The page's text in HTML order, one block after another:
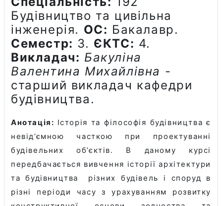
Будівництво та цивільна
інженерія. ОС: Бакалавр.
Семестр: 3. ЄКТС: 4.
Викладач: Бакуліна
Валентина Михайлівна -
старший викладач кафедри
будівництва.
Анотація: Історія та філософія будівництва є
невід’ємною часткою при проектуванні
будівельних об’єктів. В даному курсі
передбачається вивчення історії архітектури
та будівництва різних будівель і споруд в
різні періоди часу з урахуванням розвитку